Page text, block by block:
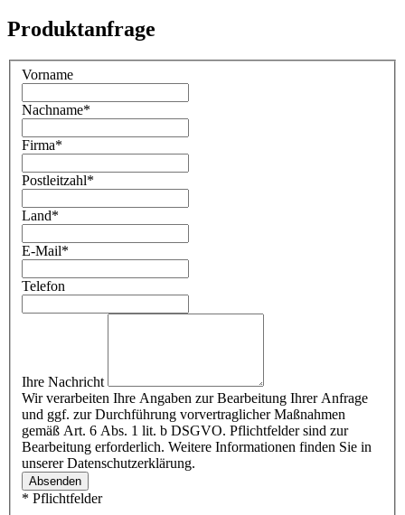
Produktanfrage
Vorname
Nachname*
Firma*
Postleitzahl*
Land*
E-Mail*
Telefon
Ihre Nachricht
Wir verarbeiten Ihre Angaben zur Bearbeitung Ihrer Anfrage
und ggf. zur Durchführung vorvertraglicher Maßnahmen
gemäß Art. 6 Abs. 1 lit. b DSGVO. Pflichtfelder sind zur
Bearbeitung erforderlich. Weitere Informationen finden Sie in
unserer Datenschutzerklärung.
Absenden
* Pflichtfelder